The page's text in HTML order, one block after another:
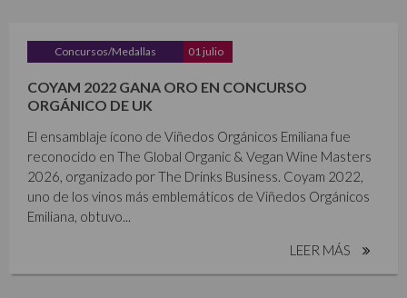
Concursos/Medallas 01 julio
COYAM 2022 GANA ORO EN CONCURSO
ORGÁNICO DE UK
El ensamblaje ícono de Viñedos Orgánicos Emiliana fue
reconocido en The Global Organic & Vegan Wine Masters
2026, organizado por The Drinks Business. Coyam 2022,
uno de los vinos más emblemáticos de Viñedos Orgánicos
Emiliana, obtuvo...
LEER MÁS